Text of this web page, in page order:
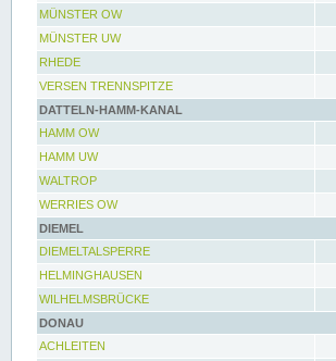
MÜNSTER OW
MÜNSTER UW
RHEDE
VERSEN TRENNSPITZE
DATTELN-HAMM-KANAL
HAMM OW
HAMM UW
WALTROP
WERRIES OW
DIEMEL
DIEMELTALSPERRE
HELMINGHAUSEN
WILHELMSBRÜCKE
DONAU
ACHLEITEN